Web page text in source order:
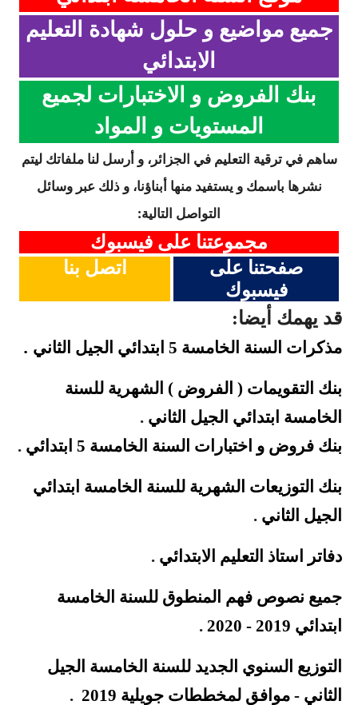
جميع مواضيع و حلول شهادة التعليم
الابتدائي
بنك الفروض و الاختبارات لجميع
المستويات و المواد
ساهم في ترقية التعليم في الجزائر، و أرسل لنا ملفاتك ليتم
نشرها باسمك و يستفيد منها أبناؤنا، و ذلك عبر وسائل
التواصل التالية:
مجموعتنا على فيسبوك
صفحتنا على
فيسبوك
اتصل بنا
قد يهمك أيضا:
مذكرات السنة الخامسة 5 ابتدائي الجيل الثاني .
بنك التقويمات ( الفروض ) الشهرية للسنة
الخامسة ابتدائي الجيل الثاني .
بنك فروض و اختبارات السنة الخامسة 5
ابتدائي .
بنك التوزيعات الشهرية للسنة الخامسة ابتدائي
الجيل الثاني .
دفاتر استاذ التعليم الابتدائي .
جميع نصوص فهم المنطوق للسنة الخامسة
ابتدائي 2019 - 2020
.
التوزيع السنوي الجديد للسنة الخامسة الجيل
الثاني - موافق لمخططات جويلية 2019
.